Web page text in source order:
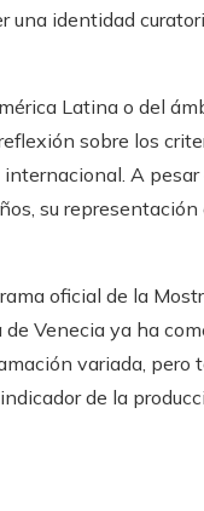
identidad
Latina o del
sobre los
A
su
oficial de la
Venecia ya ha
variada,
de la